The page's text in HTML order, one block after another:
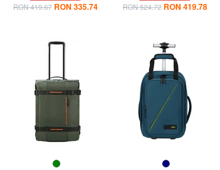
RON 419.67 RON 335.74 RON 524.72 RON 419.78